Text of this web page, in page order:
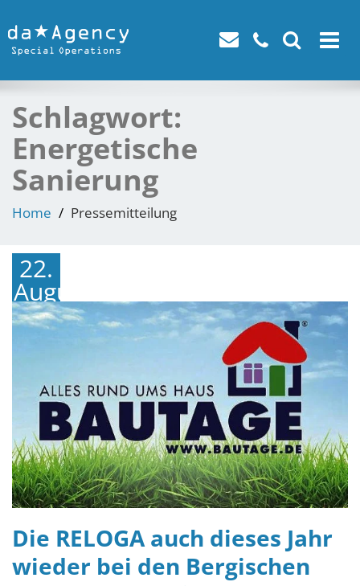
Toggle
Schlagwort:
Energetische
Sanierung
Home Pressemitteilung
22.
August
2025
Die RELOGA auch dieses Jahr
wieder bei den Bergischen